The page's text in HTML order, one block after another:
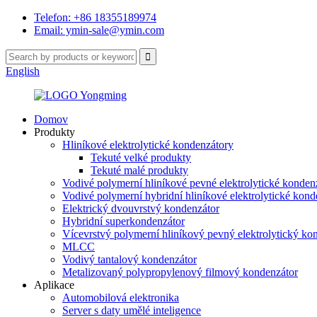
Telefon: +86 18355189974
Email: ymin-sale@ymin.com
English
Domov
Produkty
Hliníkové elektrolytické kondenzátory
Tekuté velké produkty
Tekuté malé produkty
Vodivé polymerní hliníkové pevné elektrolytické
Vodivé polymerní hybridní hliníkové elektrolytické
Elektrický dvouvrstvý kondenzátor
Hybridní superkondenzátor
Vícevrstvý polymerní hliníkový pevný elektrolytický
MLCC
Vodivý tantalový kondenzátor
Metalizovaný polypropylenový filmový kondenzátor
Aplikace
Automobilová elektronika
Server s daty umělé inteligence